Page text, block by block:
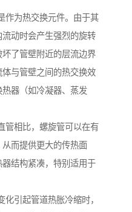
作为热交换元件。由于其
动时会产生强烈的旋转
了管壁附近的层流边界
与管壁之间的热交换效
器（如冷凝器、蒸发
管相比，螺旋管可以在有
而提供更大的传热面
结构紧凑，特别适用于
引起管道热胀冷缩时，